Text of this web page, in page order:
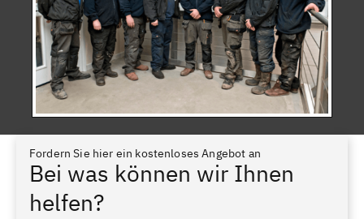
Fordern Sie hier ein kostenloses Angebot an
Bei was können wir Ihnen
helfen?